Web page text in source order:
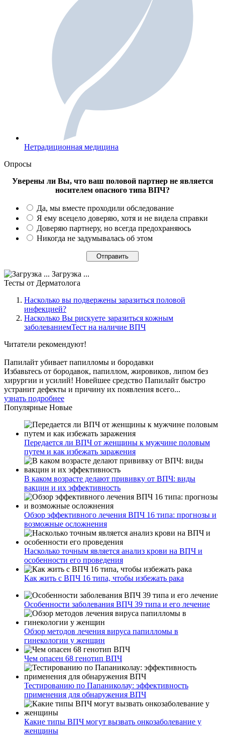
Нетрадиционная медицина
Опросы
Уверены ли Вы, что ваш половой партнер не является
носителем опасного типа ВПЧ?
Да, мы вместе проходили обследование
Я ему всецело доверяю, хотя и не видела справки
Доверяю партнеру, но всегда предохраняюсь
Никогда не задумывалась об этом
Загрузка ...
Тесты от Дерматолога
Насколько вы подвержены заразиться половой
инфекцией?
Насколько Вы рискуете заразиться кожным
заболеваниемТест на наличие ВПЧ
Читатели рекомендуют!
Папилайт убивает папилломы и бородавки
Избавьтесь от бородавок, папиллом, жировиков, липом без
хирургии и усилий! Новейшее средство Папилайт быстро
устранит дефекты и причину их появления всего...
узнать подробнее
Популярные Новые
Передается ли ВПЧ от женщины к мужчине половым
путем и как избежать заражения
В каком возрасте делают прививку от ВПЧ: виды
вакцин и их эффективность
Обзор эффективного лечения ВПЧ 16 типа: прогнозы и
возможные осложнения
Насколько точным является анализ крови на ВПЧ и
особенности его проведения
Как жить с ВПЧ 16 типа, чтобы избежать рака
Особенности заболевания ВПЧ 39 типа и его лечение
Обзор методов лечения вируса папилломы в
гинекологии у женщин
Чем опасен 68 генотип ВПЧ
Тестированию по Папаниколау: эффективность
применения для обнаружения ВПЧ
Какие типы ВПЧ могут вызвать онкозаболевание у
женщины